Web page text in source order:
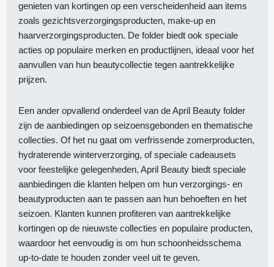
genieten van kortingen op een verscheidenheid aan items
zoals gezichtsverzorgingsproducten, make-up en
haarverzorgingsproducten. De folder biedt ook speciale
acties op populaire merken en productlijnen, ideaal voor het
aanvullen van hun beautycollectie tegen aantrekkelijke
prijzen.
Een ander opvallend onderdeel van de April Beauty folder
zijn de aanbiedingen op seizoensgebonden en thematische
collecties. Of het nu gaat om verfrissende zomerproducten,
hydraterende winterverzorging, of speciale cadeausets
voor feestelijke gelegenheden, April Beauty biedt speciale
aanbiedingen die klanten helpen om hun verzorgings- en
beautyproducten aan te passen aan hun behoeften en het
seizoen. Klanten kunnen profiteren van aantrekkelijke
kortingen op de nieuwste collecties en populaire producten,
waardoor het eenvoudig is om hun schoonheidsschema
up-to-date te houden zonder veel uit te geven.